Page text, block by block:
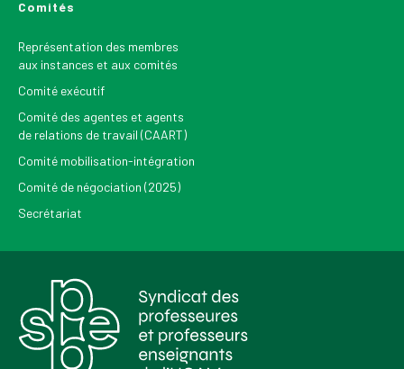
Comités
Représentation des membres
aux instances et aux comités
Comité exécutif
Comité des agentes et agents
de relations de travail (CAART)
Comité mobilisation-intégration
Comité de négociation (2025)
Secrétariat